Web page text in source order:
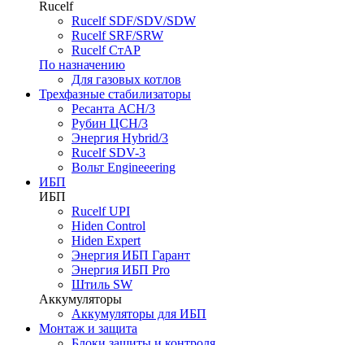
Rucelf
Rucelf SDF/SDV/SDW
Rucelf SRF/SRW
Rucelf СтАР
По назначению
Для газовых котлов
Трехфазные стабилизаторы
Ресанта АСН/3
Рубин ЦСН/3
Энергия Hybrid/3
Rucelf SDV-3
Вольт Engineeering
ИБП
ИБП
Rucelf UPI
Hiden Control
Hiden Expert
Энергия ИБП Гарант
Энергия ИБП Pro
Штиль SW
Аккумуляторы
Аккумуляторы для ИБП
Монтаж и защита